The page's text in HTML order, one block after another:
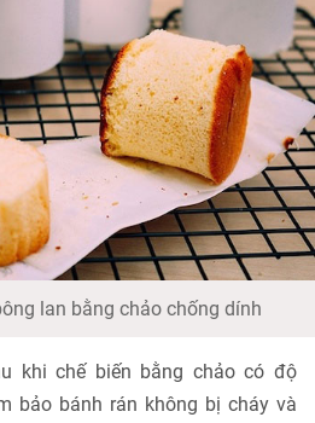
lan bằng chảo chống dính
khi chế biến bằng chảo có độ
bảo bánh rán không bị cháy và